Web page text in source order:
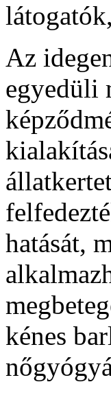
Az
egyedüli
hatását,
kénes